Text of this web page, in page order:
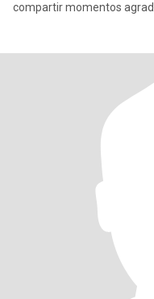
compartir momentos